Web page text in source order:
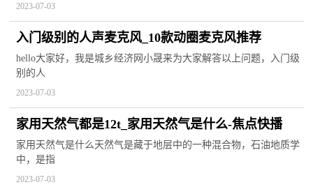
2023-07-03
入门级别的人声麦克风_10款动圈麦克风推荐
hello大家好，我是城乡经济网小晟来为大家解答以上问题，入门级
别的人
2023-07-03
家用天然气都是12t_家用天然气是什么-焦点快播
家用天然气是什么天然气是藏于地层中的一种混合物，石油地质学
中，是指
2023-07-03